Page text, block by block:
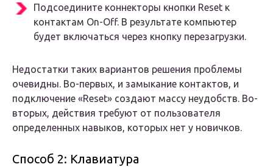
Подсоедините коннекторы кнопки Reset к
контактам On-Off. В результате компьютер
будет включаться через кнопку перезагрузки.
Недостатки таких вариантов решения проблемы
очевидны. Во-первых, и замыкание контактов, и
подключение «Reset» создают массу неудобств. Во-
вторых, действия требуют от пользователя
определенных навыков, которых нет у новичков.
Способ 2: Клавиатура